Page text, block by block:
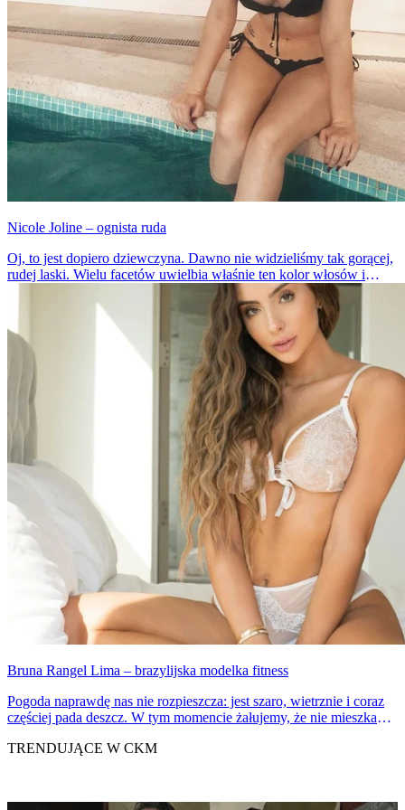
Nicole Joline – ognista ruda
Oj, to jest dopiero dziewczyna. Dawno nie widzieliśmy tak gorącej,
rudej laski. Wielu facetów uwielbia właśnie ten kolor włosów i
proszę – mamy dla was chodzący ideał.
Bruna Rangel Lima – brazylijska modelka fitness
Pogoda naprawdę nas nie rozpieszcza: jest szaro, wietrznie i coraz
częściej pada deszcz. W tym momencie żałujemy, że nie mieszkamy
wahać ok. 25 stopni Celsjusza. Jest jeszcze jeden powód, dla
TRENDUJĄCE W CKM